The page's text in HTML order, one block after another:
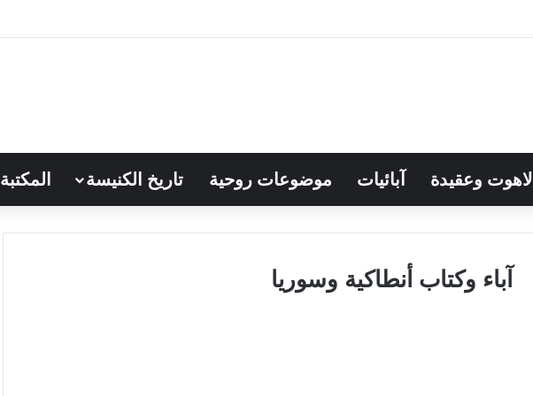
لاهوت وعقيدة آبائيات موضوعات روحية تاريخ الكنيسة المكتبة
آباء وكتاب أنطاكية وسوريا